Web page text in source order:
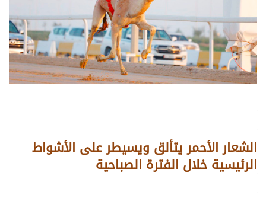
الشعار الأحمر يتألق ويسيطر على الأشواط
الرئيسية خلال الفترة الصباحية